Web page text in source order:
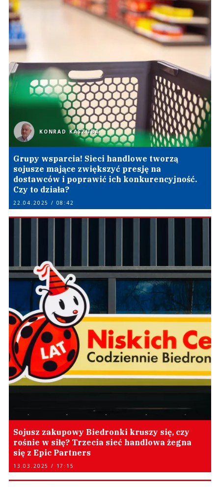
KONRAD KASZUBA
Grupy wsparcia! Sieci handlowe tworzą
sojusze mające zwiększyć presję na
dostawców i poprawić ich konkurencyjność.
Czy to działa?
22.04.2025 / 08:42
Sojusz zakupowy Biedronki kruszy się, czy
rośnie w siłę? Trzecia sieć handlowa żegna
się z Epic Partners
13.03.2025 / 17:15